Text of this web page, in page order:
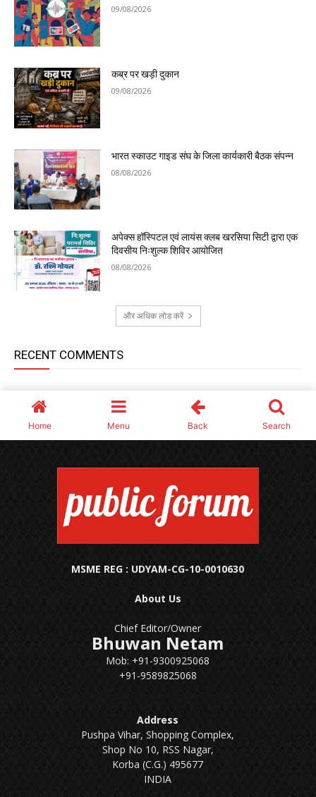
MSME REG : UDYAM-CG-10-0010630
About Us
Chief Editor/Owner
Bhuwan Netam
Mob: +91-9300925068
+91-9589825068
Address
Pushpa Vihar, Shopping Complex,
Shop No 10, RSS Nagar,
Korba (C.G.) 495677
INDIA